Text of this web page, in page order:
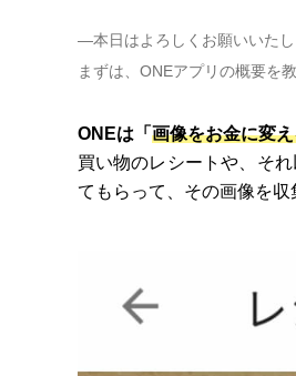
―本日はよろしくお願いいたし
まずは、ONEアプリの概要を
ONEは「 画像をお金に変
買い物のレシートや、そ
てもらって、その画像を収